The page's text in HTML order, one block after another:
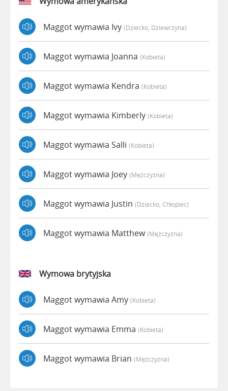
Maggot wymawia Ivy (dziecko, Dziewczyna)
Maggot wymawia Joanna (kobieta)
Maggot wymawia Kendra (kobieta)
Maggot wymawia Kimberly (kobieta)
Maggot wymawia Salli (kobieta)
Maggot wymawia Joey (mężczyzna)
Maggot wymawia Justin (dziecko, Chłopiec)
Maggot wymawia Matthew(mężczyzna)
Wymowa brytyjska
Maggot wymawia Amy (kobieta)
Maggot wymawia Emma (kobieta)
Maggot wymawia Brian (mężczyzna)